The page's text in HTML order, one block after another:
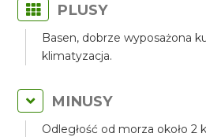
PLUSY
Basen, dobrze wyposażona
klimatyzacja.
MINUSY
Odległość od morza około 2